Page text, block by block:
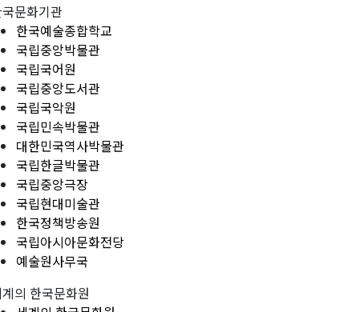
문화기관
한국예술종합학교
국립중앙박물관
국립국어원
국립중앙도서관
국립국악원
국립민속박물관
대한민국역사박물관
국립한글박물관
국립중앙극장
국립현대미술관
한국정책방송원
국립아시아문화전당
예술원사무국
의 한국문화원